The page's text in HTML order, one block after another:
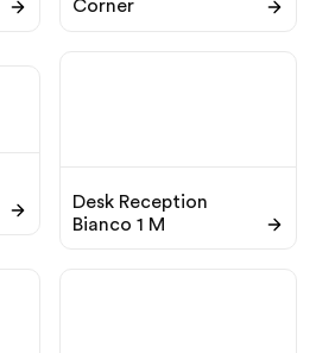
Corner
Desk Reception
Bianco 1 M